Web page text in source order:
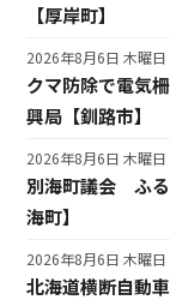
【厚岸町】
クマ防除で電気
興局【釧路市】
2026年8月6日 木曜日
別海町議会 ふ
海町】
2026年8月6日 木曜日
北海道横断自動
2026年8月6日 木曜日